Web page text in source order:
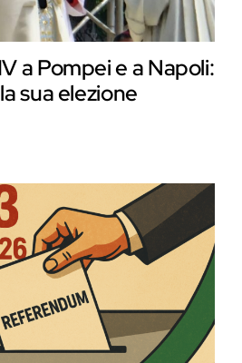
a Pompei e a Napoli:
sua elezione